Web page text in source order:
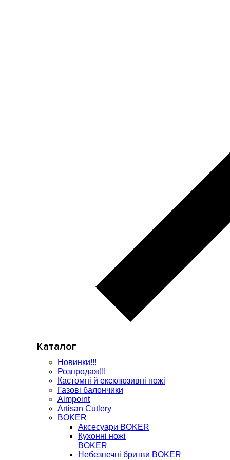
Каталог
Новинки!!!
Розпродаж!!!
Кастомні й ексклюзивні ножі
Газові балончики
Aimpoint
Artisan Cutlery
BOKER
Аксесуари BOKER
Кухонні ножі
BOKER
Небезпечні бритви BOKER